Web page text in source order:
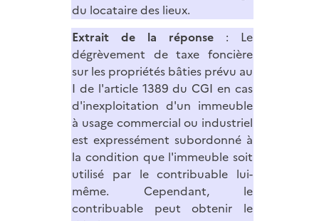
du locataire des lieux.
Extrait de la réponse : Le
dégrèvement de taxe foncière
sur les propriétés bâties prévu au
I de l'article 1389 du CGI en cas
d'inexploitation d'un immeuble
à usage commercial ou industriel
est expressément subordonné à
la condition que l'immeuble soit
utilisé par le contribuable lui-
même. Cependant, le
contribuable peut obtenir le